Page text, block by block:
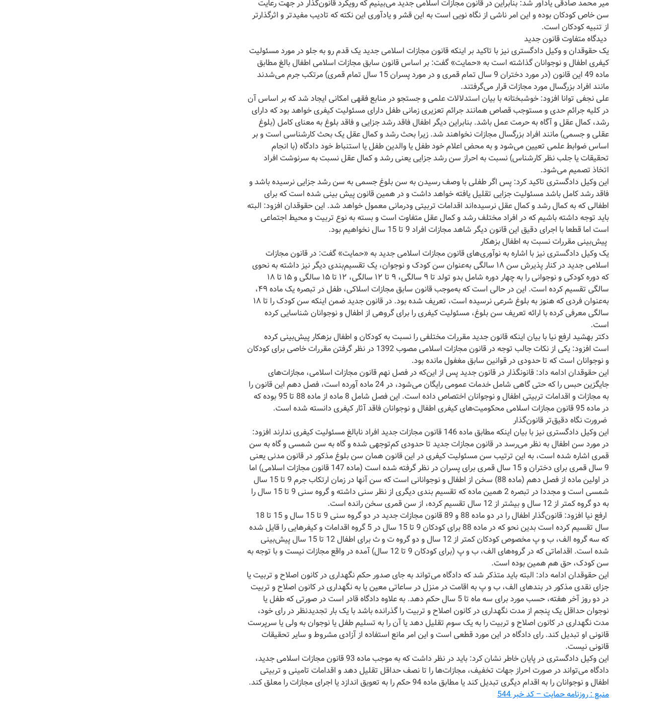
میر محمد صادقی یادآور شد: بنابراین در قانون مجازات اسلامی جدید می‌بینیم که رویکرد قانون‌گذار در جهت رعایت
سن خاص کودکان بوده و این امر ناشی از نگاه نویی است به این قشر و یادآوری این نکته که تادیب مفیدتر و اثرگذار‌تر
از تنبیه کودکان است.
دیدگاه متفاوت قانون جدید
یک حقوقدان و وکیل دادگستری نیز با تاکید بر اینکه قانون مجازات اسلامی جدید یک قدم رو به جلو در مورد مسئولیت
کیفری اطفال و نوجوانان گذاشته است به «حمایت» گفت: بر اساس قانون سابق مجازات اسلامی اطفال بالغ مطابق
ماده 49 این قانون (در مورد دختران 9 سال تمام قمری و در مورد پسران 15 سال تمام قمری) مرتکب جرم می‌شدند
مانند افراد بزرگسال مورد مجازات قرار می‌گرفتند.
علی نجفی توانا افزود: خوشبختانه با بیان استدلالات علمی و جستجو در منابع فقهی امکانی ایجاد شد که بر اساس آن
در کلیه جرائم حدی و مستوجب قصاص همانند جرائم تعزیری زمانی طفل دارای مسئولیت کیفری خواهد بود که دارای
رشد، کمال عقل و آگاه به حرمت عمل باشد. بنابراین دیگر اطفال فاقد رشد جزایی و فاقد بلوغ به معنای کامل (بلوغ
عقلی و جسمی) مانند افراد بزرگسال مجازات نخواهند شد. زیرا بحث رشد و کمال عقل یک بحث کارشناسی است و بر
اساس ضوابط علمی تعیین می‌شود و به محض اعلام خود طفل یا والدین طفل یا استنباط خود دادگاه (با انجام
تحقیقات یا جلب نظر کارشناس) نسبت به احراز سن رشد جزایی یعنی رشد و کمال عقل نسبت به سرنوشت افراد
اتخاذ تصمیم می‌شود.
این وکیل دادگستری تاکید کرد: پس اگر طفلی با وصف رسیدن به سن بلوغ جسمی به سن رشد جزایی نرسیده باشد و
فاقد رشد کامل باشد مسئولیت جزایی تقلیل یافته خواهد داشت و در همین قانون پیش بینی شده است که برای
اطفالی که به کمال رشد و کمال عقل نرسیده‌اند اقدامات تربیتی ودرمانی معمول خواهد شد. این حقوقدان افزود: البته
باید توجه داشته باشیم که در افراد مختلف رشد و کمال عقل متفاوت است و بسته به نوع تربیت و محیط اجتماعی
است اما قطعا با اجرای دقیق این قانون دیگر شاهد مجازات افراد 9 تا 15 سال نخواهیم بود.
پیش‌بینی مقررات نسبت به اطفال بزهکار
یک وکیل دادگستری نیز با اشاره به نوآوری‌های قانون مجازات اسلامی جدید به «حمایت» گفت: در قانون مجازات
اسلامی جدید در کنار پذیرش سن ۱۸ سالگی به‌عنوان سن کودک و نوجوان، یک تقسیم‌بندی دیگر نیز داشته به نحوی
که دوره کودکی و نوجوانی را به چهار دوره‌ شامل بدو تولد تا ۹ سالگی، ۹ تا ۱۲ سالگی، ۱۲ تا ۱۵ سالگی و ۱۵ تا ۱۸
سالگی تقسیم کرده است. این در حالی است که به‌موجب قانون سابق مجازات اسلاکی، طفل در تبصره یک ماده ۴۹،
به‌عنوان فردی که هنوز به بلوغ شرعی نرسیده است، تعریف شده بود. در قانون جدید ضمن اینکه سن کودک را تا ۱۸
سالگی معرفی کرده با ارائه تعریف سن بلوغ، مسئولیت کیفری را برای گروهی از اطفال و نوجوانان شناسایی کرده
است.
دکتر بهشید ارفع نیا با بیان اینکه قانون جدید مقررات مختلفی را نسبت به کودکان و اطفال بزهکار پیش‌بینی کرده
است افزود: یکی از نکات جالب توجه در قانون مجازات اسلامی مصوب 1392 در نظر گرفتن مقررات خاصی برای کودکان
و نوجوانان است که تا حدودی در قوانین سابق مغفول مانده بود.
این حقوقدان ادامه داد: قانونگذار در قانون جدید پس از این‌که در فصل نهم قانون مجازات اسلامی، مجازات‌های
جایگزین حبس را که حتی گاهی شامل خدمات عمومی رایگان می‌شود، در 24 ماده آورده است، فصل دهم این قانون را
به مجازات و اقدامات تربیتی اطفال و نوجوانان اختصاص داده است. این فصل شامل 8 ماده از ماده 88 تا 95 بوده که
در ماده 95 قانون مجازات اسلامی محکومیت‌های کیفری اطفال و نوجوانان فاقد آثار کیفری دانسته شده است.
ضرورت نگاه دقیق‌تر قانون‌گذار
این وکیل دادگستری نیز با بیان اینکه مطابق ماده 146 قانون مجازات جدید افراد نابالغ مسئولیت کیفری ندارند افزود:
در مورد سن اطفال به نظر می‌رسد در قانون مجازات جدید تا حدودی کم‌توجهی شده و گاه به سن شمسی و گاه به سن
قمری اشاره شده است، به این ترتیب سن مسئولیت کیفری در این قانون همان سن بلوغ مذکور در قانون مدنی یعنی
9 سال قمری برای دختران و 15 سال قمری برای پسران در نظر گرفته شده است (ماده 147 قانون مجازات اسلامی) اما
در اولین ماده از فصل دهم (ماده 88) سخن از اطفال و نوجوانانی است که سن آنها در زمان ارتکاب جرم 9 تا 15 سال
شمسی است و مجددا در تبصره 2 همین ماده که تقسیم بندی دیگری از نظر سنی داشته و گروه سنی 9 تا 15 سال را
به دو گروه کمتر از 12 سال و بیشتر از 12 سال تقسیم کرده، از سن قمری سخن رانده است.
ارفع نیا افزود: قانون‌گذار اطفال را در دو ماده 88 و 89 قانون مجازات جدید در دو گروه سنی 9 تا 15 سال و 15 تا 18
سال تقسیم کرده است بدین نحو که در ماده 88 برای کودکان 9 تا 15 سال در 5 گروه اقدامات و کیفرهایی را قایل شده
که سه گروه الف، ب و پ مخصوص کودکان کمتر از 12 سال و دو گروه ت و ث برای اطفال 12 تا 15 سال پیش‌بینی
شده است. اقداماتی که در گروه‌های الف، ب و پ (برای کودکان 9 تا 12 سال) آمده در واقع مجازات نیست و با توجه به
سن کودک، حق هم همین بوده است.
این حقوقدان ادامه داد: البته باید متذکر شد که دادگاه می‌تواند به جای صدور حکم نگهداری در کانون اصلاح و تربیت یا
جزای نقدی مذکور در بندهای الف، ب و پ به اقامت در منزل در ساعاتی معین یا به نگهداری در کانون اصلاح و تربیت
در دو روز آخر هفته، حسب مورد برای سه ماه تا 5 سال حکم دهد. به علاوه دادگاه قادر است در صورتی که طفل یا
نوجوان حداقل یک پنجم از مدت نگهداری در کانون اصلاح و تربیت را گذرانده باشد با یک بار تجدیدنظر در رای خود،
مدت نگهداری در کانون اصلاح و تربیت را به یک سوم تقلیل دهد یا آن را به تسلیم طفل یا نوجوان به ولی یا سرپرست
قانونی او تبدیل کند. رای دادگاه در این مورد قطعی است و این امر مانع استفاده از آزادی مشروط و سایر تحقیقات
قانونی نیست.
این وکیل دادگستری در پایان خاطر نشان کرد: باید در نظر داشت که به موجب ماده 93 قانون مجازات اسلامی جدید،
دادگاه می‌تواند در صورت احراز جهات تخفیف، مجازات‌ها را تا نصف حداقل تقلیل دهد و اقدامات تامینی و تربیتی
اطفال و نوجوانان را به اقدام دیگری تبدیل کند یا مطابق ماده 94 حکم را به تعویق اندازد یا اجرای مجازات را معلق کند.
منبع : روزنامه حمایت – کد خبر 544